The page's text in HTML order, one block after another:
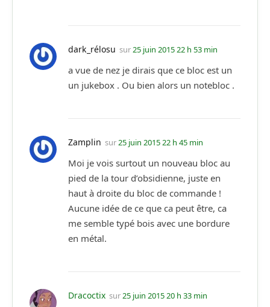
dark_rélosu sur25 juin 2015 22 h 53 min
a vue de nez je dirais que ce bloc est un
un jukebox . Ou bien alors un notebloc .
Zamplin sur25 juin 2015 22 h 45 min
Moi je vois surtout un nouveau bloc au
pied de la tour d’obsidienne, juste en
haut à droite du bloc de commande !
Aucune idée de ce que ca peut être, ca
me semble typé bois avec une bordure
en métal.
Dracoctix sur25 juin 2015 20 h 33 min